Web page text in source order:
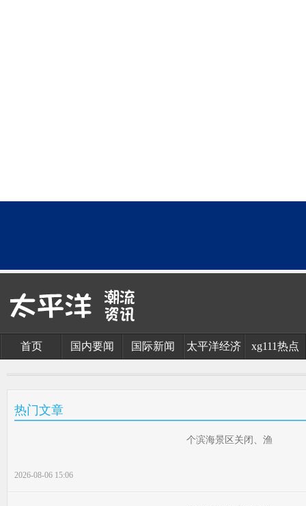
首页 国内要闻 国际新闻 太平洋经济 xg111热点
热门文章
个滨海景区关闭、渔
2026-08-06 15:06